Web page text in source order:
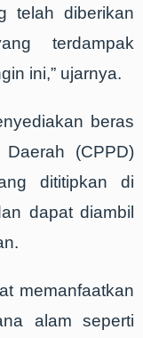
telah diberikan
terdampak
ini,” ujarnya.
beras
(CPPD)
dititipkan di
dapat diambil
memanfaatkan
alam seperti